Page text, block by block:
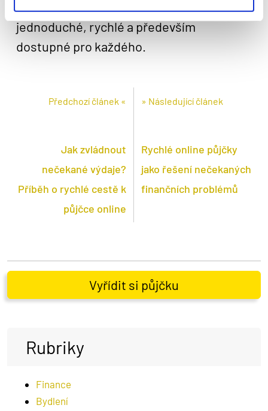
online půjčka bez registru nabízí. Je to
jednoduché, rychlé a především
dostupné pro každého.
Předchozí článek «
Jak zvládnout
nečekané výdaje?
Příběh o rychlé cestě k
půjčce online
» Následující článek
Rychlé online půjčky
jako řešení nečekaných
finančních problémů
Vyřídit si půjčku
Rubriky
Finance
Bydlení